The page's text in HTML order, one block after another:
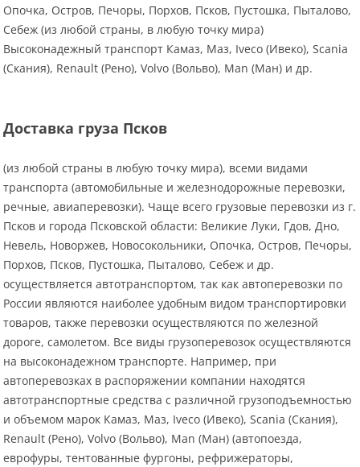
Опочка, Остров, Печоры, Порхов, Псков, Пустошка, Пыталово,
Себеж (из любой страны, в любую точку мира)
Высоконадежный транспорт Камаз, Маз, Iveco (Ивеко), Scania
(Скания), Renault (Рено), Volvo (Вольво), Man (Ман) и др.
Доставка груза Псков
(из любой страны в любую точку мира), всеми видами
транспорта (автомобильные и железнодорожные перевозки,
речные, авиаперевозки). Чаще всего грузовые перевозки из г.
Псков и города Псковской области: Великие Луки, Гдов, Дно,
Невель, Новоржев, Новосокольники, Опочка, Остров, Печоры,
Порхов, Псков, Пустошка, Пыталово, Себеж и др.
осуществляется автотранспортом, так как автоперевозки по
России являются наиболее удобным видом транспортировки
товаров, также перевозки осуществляются по железной
дороге, самолетом. Все виды грузоперевозок осуществляются
на высоконадежном транспорте. Например, при
автоперевозках в распоряжении компании находятся
автотранспортные средства с различной грузоподъемностью
и объемом марок Камаз, Маз, Iveco (Ивеко), Scania (Скания),
Renault (Рено), Volvo (Вольво), Man (Ман) (автопоезда,
еврофуры, тентованные фургоны, рефрижераторы,